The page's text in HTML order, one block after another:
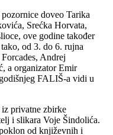
doveo Tarika
Srećka Horvata,
ove godine također
od 3. do 6. rujna
Andrej
a organizator Emir
FALIŠ-a vidi u
privatne zbirke
i slikara Voje Šindolića.
od književnih i